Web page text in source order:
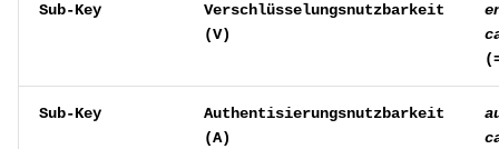
Sub-Key
Verschlüsselungsnutzbarkeit
(V)
Sub-Key
Authentisierungsnutzbarkeit
(A)